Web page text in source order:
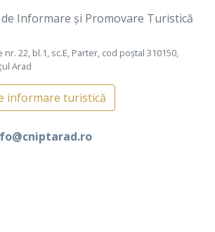
Informare și Promovare Turistică
22, bl.1, sc.E, Parter, cod poștal 310150,
Arad
informare turistică